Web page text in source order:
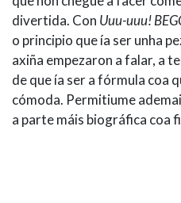
divertida. Con Uuu-uuu!
o principio que ía ser unha
axiña empezaron a falar, a
de que ía ser a fórmula coa
cómoda. Permitiume
a parte máis biográfica coa